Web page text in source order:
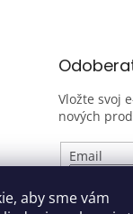
aby sme vám
Vložte svoj
nových
Email